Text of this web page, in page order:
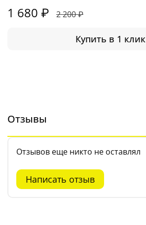
1 680 ₽ 2 200 ₽
Купить в 1 клик
Отзывы
Отзывов еще никто не оставлял
Написать отзыв